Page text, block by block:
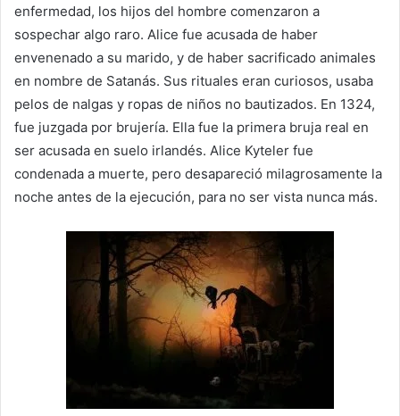
enfermedad, los hijos del hombre comenzaron a
sospechar algo raro. Alice fue acusada de haber
envenenado a su marido, y de haber sacrificado animales
en nombre de Satanás. Sus rituales eran curiosos, usaba
pelos de nalgas y ropas de niños no bautizados. En 1324,
fue juzgada por brujería. Ella fue la primera bruja real en
ser acusada en suelo irlandés. Alice Kyteler fue
condenada a muerte, pero desapareció milagrosamente la
noche antes de la ejecución, para no ser vista nunca más.